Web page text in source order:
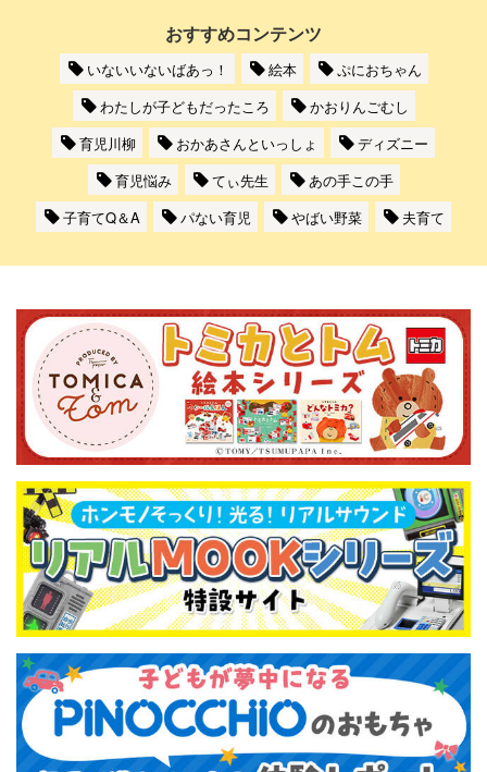
おすすめコンテンツ
いないいないばあっ！ 絵本
ぷにおちゃん
わたしが子どもだったころ
かおりんごむし
育児川柳
おかあさんといっしょ
ディズニー
育児悩み
てぃ先生
あの手この手
子育てQ＆A
パない育児 やばい野菜 夫育て